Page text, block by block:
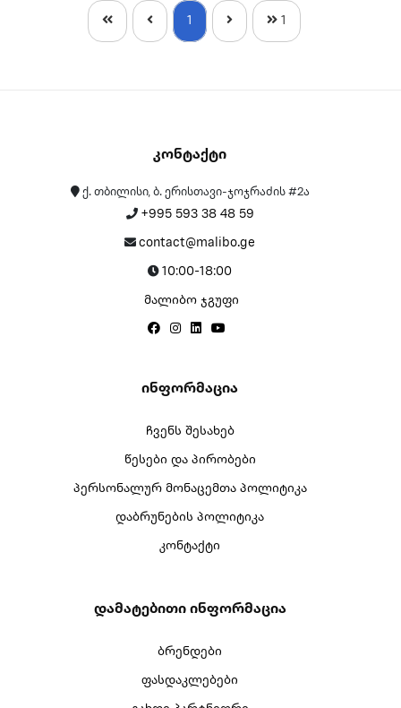
1 1
Კონტაქტი
ქ. თბილისი, ბ. ერისთავი-ჯოჯრაძის #2ა
+995 593 38 48 59
contact@malibo.ge
10:00-18:00
მალიბო ჯგუფი
Ინფორმაცია
ჩვენს შესახებ
წესები და პირობები
პერსონალურ მონაცემთა პოლიტიკა
დაბრუნების პოლიტიკა
კონტაქტი
Დამატებითი Ინფორმაცია
ბრენდები
ფასდაკლებები